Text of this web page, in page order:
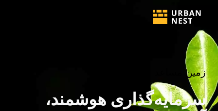
زمین مساعد نسل آینده
سرمایه‌گذاری هوشمند،